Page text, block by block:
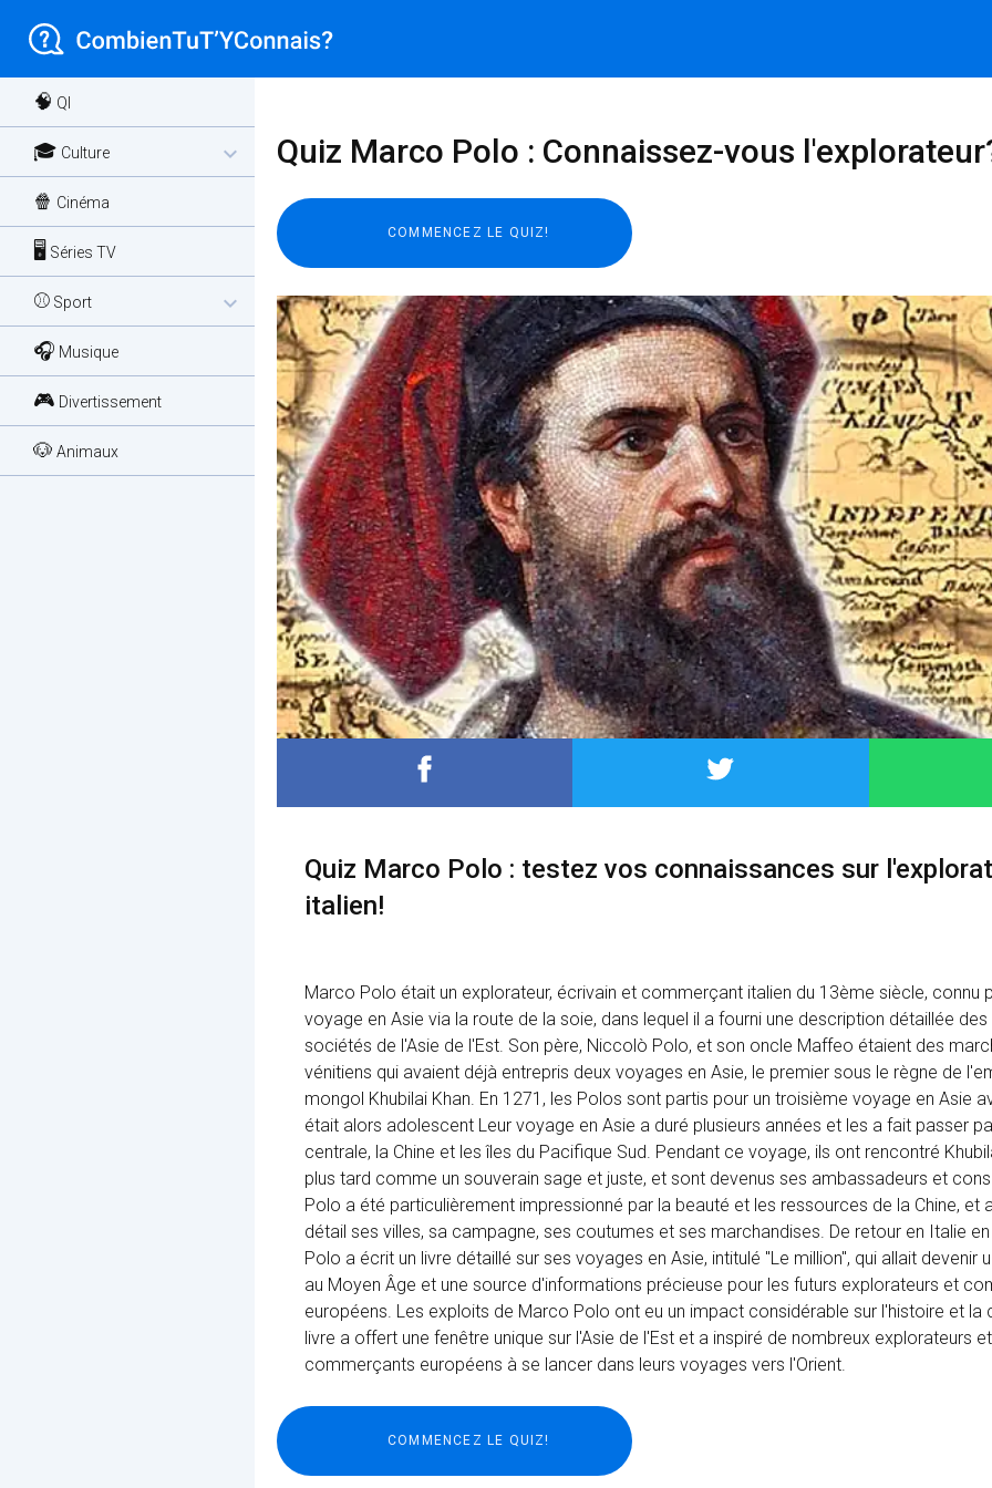
🧠 QI
🎓 Culture expand_more
🍿 Cinéma
🖥️ Séries TV
⚾ Sport expand_more
🎧 Musique
🎮 Divertissement
🐶 Animaux
Quiz Marco Polo : Connaissez-vous
Quiz Marco Polo : testez vos connaissances sur
italien!
Marco Polo était un explorateur, écrivain et commerçant italien du 13ème siècle, connu
voyage en Asie via la route de la soie, dans lequel il a fourni une description détaillée
sociétés de l'Asie de l'Est. Son père, Niccolò Polo, et son oncle Maffeo étaient des
vénitiens qui avaient déjà entrepris deux voyages en Asie, le premier sous le règne de
mongol Khubilai Khan. En 1271, les Polos sont partis pour un troisième voyage en Asie
était alors adolescent Leur voyage en Asie a duré plusieurs années et les a fait passer
centrale, la Chine et les îles du Pacifique Sud. Pendant ce voyage, ils ont rencontré
plus tard comme un souverain sage et juste, et sont devenus ses ambassadeurs et
Polo a été particulièrement impressionné par la beauté et les ressources de la Chine, et
détail ses villes, sa campagne, ses coutumes et ses marchandises. De retour en Italie
Polo a écrit un livre détaillé sur ses voyages en Asie, intitulé "Le million", qui allait devenir
au Moyen Âge et une source d'informations précieuse pour les futurs explorateurs et
européens. Les exploits de Marco Polo ont eu un impact considérable sur l'histoire et la
livre a offert une fenêtre unique sur l'Asie de l'Est et a inspiré de nombreux explorateurs et
commerçants européens à se lancer dans leurs voyages vers l'Orient.